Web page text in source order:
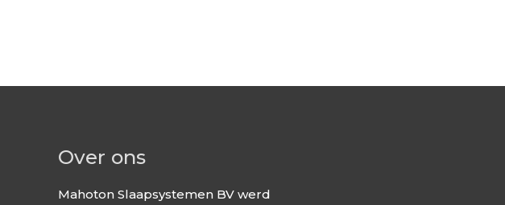
Over ons
Mahoton Slaapsystemen BV werd